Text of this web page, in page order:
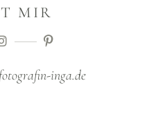
MIR
inga.de